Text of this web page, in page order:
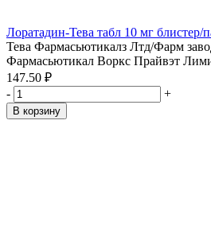
Лоратадин-Тева табл 10 мг блистер/
Тева Фармасьютикалз Лтд/Фарм
Фармасьютикал Воркс Прайвэт
147.50 ₽
-
+
В корзину